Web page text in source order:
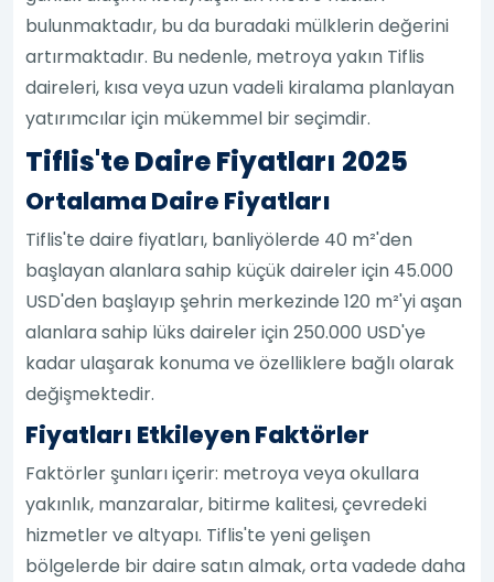
bulunmaktadır, bu da buradaki mülklerin değerini
artırmaktadır. Bu nedenle, metroya yakın Tiflis
daireleri, kısa veya uzun vadeli kiralama planlayan
yatırımcılar için mükemmel bir seçimdir.
Tiflis'te Daire Fiyatları 2025
Ortalama Daire Fiyatları
Tiflis'te daire fiyatları, banliyölerde 40 m²'den
başlayan alanlara sahip küçük daireler için 45.000
USD'den başlayıp şehrin merkezinde 120 m²'yi aşan
alanlara sahip lüks daireler için 250.000 USD'ye
kadar ulaşarak konuma ve özelliklere bağlı olarak
değişmektedir.
Fiyatları Etkileyen Faktörler
Faktörler şunları içerir: metroya veya okullara
yakınlık, manzaralar, bitirme kalitesi, çevredeki
hizmetler ve altyapı. Tiflis'te yeni gelişen
bölgelerde bir daire satın almak, orta vadede daha